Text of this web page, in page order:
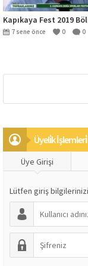
Kapıkaya Fest 2019
7 sene önce 0 0
Üyeli̇k İşlemleri̇
Üye Girişi
Lütfen giriş bilgilerinizi